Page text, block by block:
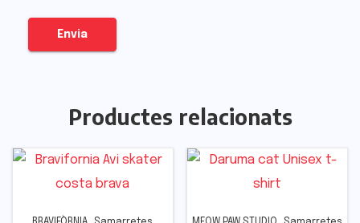
Productes relacionats